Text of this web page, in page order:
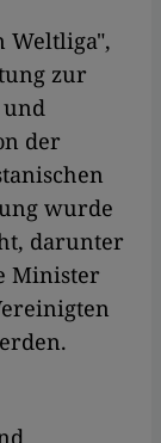
Weltliga",
zur
der
wurde
darunter
Minister